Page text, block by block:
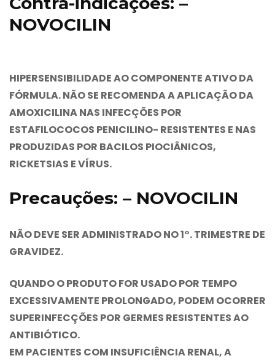
NOVOCILIN
HIPERSENSIBILIDADE AO COMPONENTE ATIVO DA
FÓRMULA. NÃO SE RECOMENDA A APLICAÇÃO DA
AMOXICILINA NAS INFECÇÕES POR
ESTAFILOCOCOS PENICILINO- RESISTENTES E NAS
PRODUZIDAS POR BACILOS PIOCIÂNICOS,
RICKETSIAS E VÍRUS.
Precauções: – NOVOCILIN
NÃO DEVE SER ADMINISTRADO NO 1°. TRIMESTRE DE
GRAVIDEZ.
QUANDO O PRODUTO FOR USADO POR TEMPO
EXCESSIVAMENTE PROLONGADO, PODEM OCORRER
SUPERINFECÇÕES POR GERMES RESISTENTES AO
ANTIBIÓTICO.
EM PACIENTES COM INSUFICIÊNCIA RENAL, A